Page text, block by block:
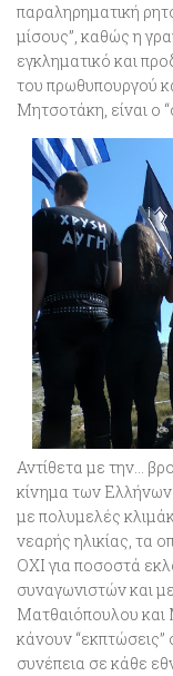
παραληρηματική
μίσους”, καθώς η
εγκληματικό και
του πρωθυπουργού
Μητσοτάκη, είναι ο
Αντίθετα με την…
κίνημα των
με πολυμελές
νεαρής ηλικίας, τα
ΟΧΙ για ποσοστά
συναγωνιστών και
Ματθαιόπουλου και
κάνουν “εκπτώσεις”
συνέπεια σε κάθε